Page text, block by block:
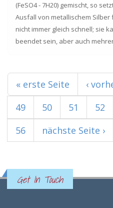
(FeSO4 - 7H20) gemischt, so
Ausfall von metallischem
nicht immer gleich schnell; sie
beendet sein, aber auch
Seiten
« erste Seite ‹
49
50 51 52
56
nächste Seite ›
Get In Touch